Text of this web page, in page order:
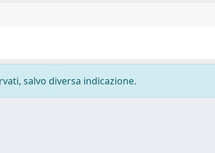
salvo diversa indicazione.